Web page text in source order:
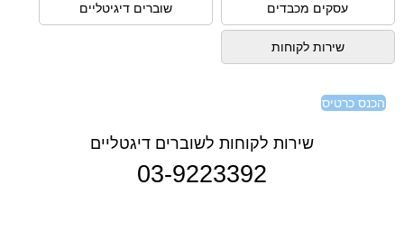
עסקים מכבדים שוברים דיגיטליים
שירות לקוחות
הכנס כרטיס
שירות לקוחות לשוברים דיגטליים
03-9223392